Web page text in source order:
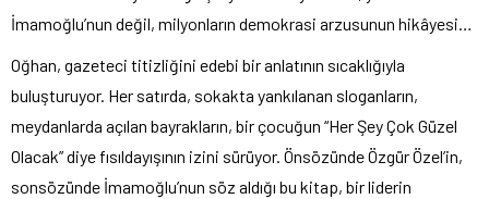
İmamoğlu’nun değil, milyonların demokrasi arzusunun hikâyesi…
Oğhan, gazeteci titizliğini edebi bir anlatının sıcaklığıyla
buluşturuyor. Her satırda, sokakta yankılanan sloganların,
meydanlarda açılan bayrakların, bir çocuğun “Her Şey Çok Güzel
Olacak” diye fısıldayışının izini sürüyor. Önsözünde Özgür Özel’in,
sonsözünde İmamoğlu’nun söz aldığı bu kitap, bir liderin